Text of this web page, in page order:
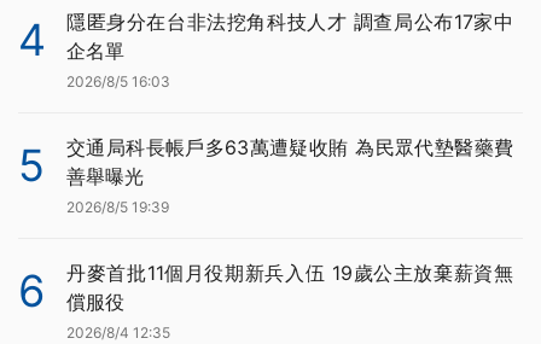
4
隱匿身分在台非法挖角科技人才 調查局公布17家中
企名單
2026/8/5 16:03
5
交通局科長帳戶多63萬遭疑收賄 為民眾代墊醫藥費
善舉曝光
2026/8/5 19:39
6
丹麥首批11個月役期新兵入伍 19歲公主放棄薪資無
償服役
2026/8/4 12:35